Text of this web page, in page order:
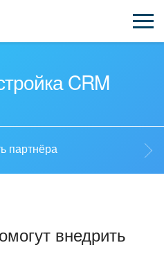
CRM
партнёра
внедрить